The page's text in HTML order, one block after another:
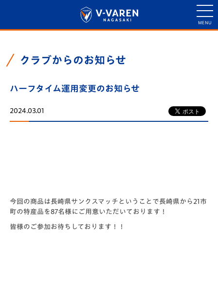
クラブからのお知らせ
ハーフタイム運用変更のお知らせ
2024.03.01
今回の商品は長崎県サンクスマッチということで長崎県から21市
町の特産品を87名様にご用意いただいております！
皆様のご参加お待ちしております！！